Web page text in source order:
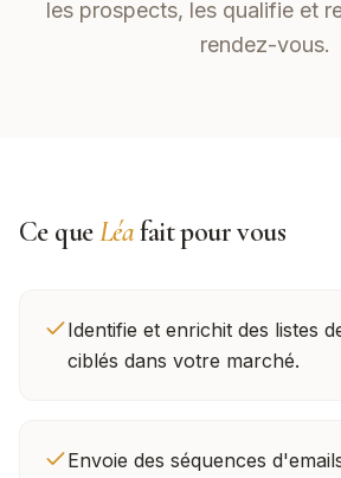
les prospects, les qualifie et
rendez-vous.
Ce queLéafait pour vous
Identifie et enrichit des listes
ciblés dans votre marché.
Envoie des séquences